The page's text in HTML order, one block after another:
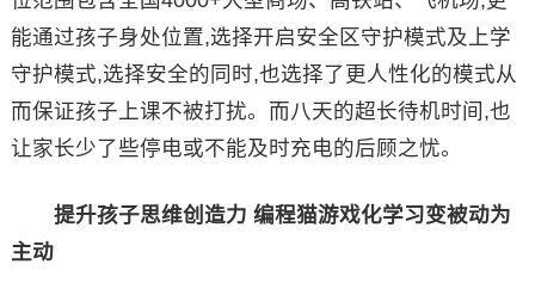
能通过孩子身处位置,选择开启安全区守护模式及上学
守护模式,选择安全的同时,也选择了更人性化的模式从
而保证孩子上课不被打扰。而八天的超长待机时间,也
让家长少了些停电或不能及时充电的后顾之忧。
提升孩子思维创造力 编程猫游戏化学习变被动为
主动